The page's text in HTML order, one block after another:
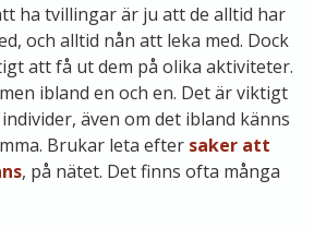
ha tvillingar är ju att de alltid har
och alltid nån att leka med. Dock
att få ut dem på olika aktiviteter.
ibland en och en. Det är viktigt
även om det ibland känns
Brukar leta efter saker att
, på nätet. Det finns ofta många